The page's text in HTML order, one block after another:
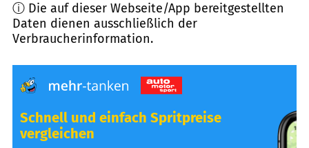
ⓘ Die auf dieser Webseite/App bereitgestellten
Daten dienen ausschließlich der
Verbraucherinformation.
Schnell und einfach Spritpreise
vergleichen